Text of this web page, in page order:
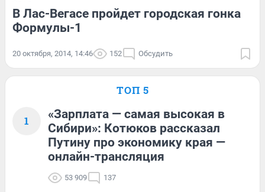
В Лас-Вегасе пройдет городская гонка
Формулы-1
20 октября, 2014, 14:46 152 Обсудить
ТОП 5
1
«Зарплата — самая высокая в
Сибири»: Котюков рассказал
Путину про экономику края —
онлайн-трансляция
53 909 137